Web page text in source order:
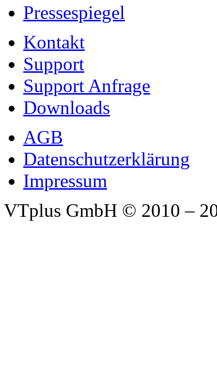
Pressespiegel
Kontakt
Support
Support Anfrage
Downloads
AGB
Datenschutzerklärung
Impressum
VTplus GmbH © 2010 –